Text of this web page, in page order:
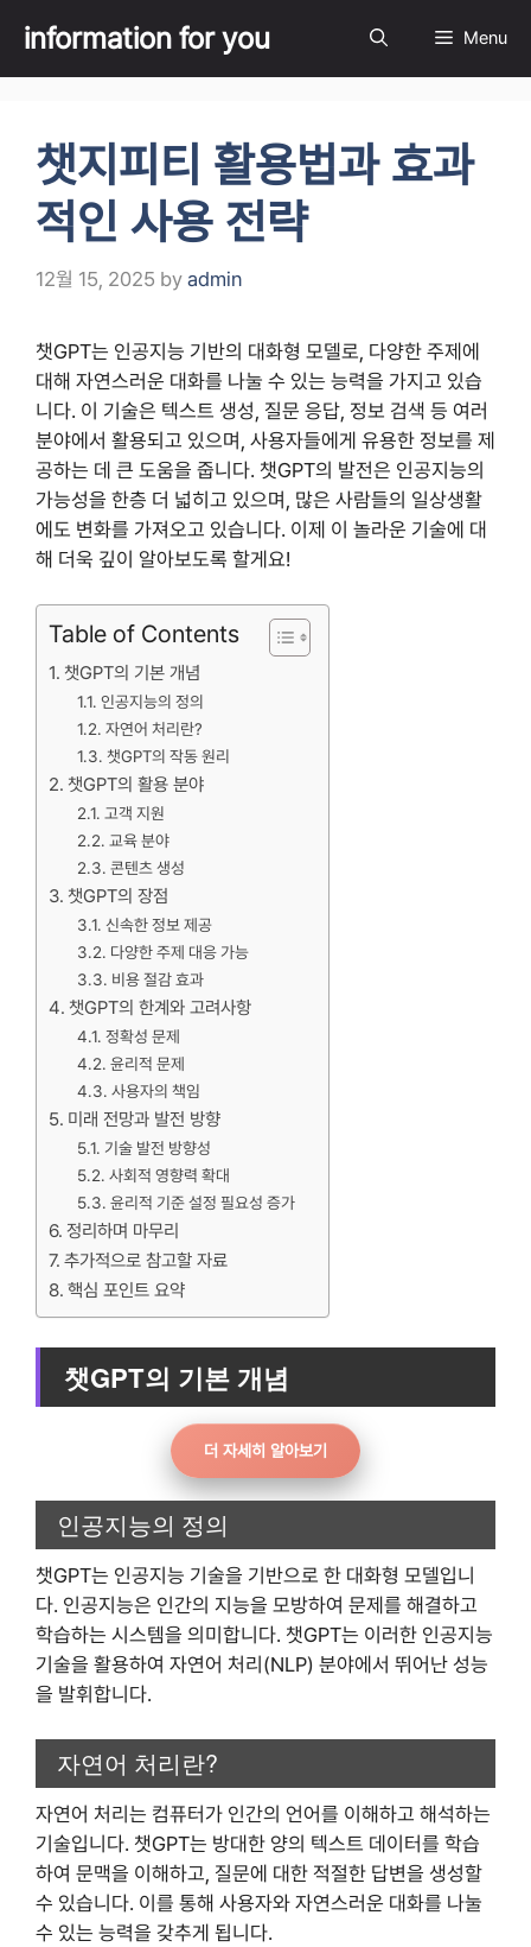
content
information for you Menu
챗지피티 활용법과 효과
적인 사용 전략
12월 15, 2025 by admin
챗GPT는 인공지능 기반의 대화형 모델로, 다양한 주제에
대해 자연스러운 대화를 나눌 수 있는 능력을 가지고 있습
니다. 이 기술은 텍스트 생성, 질문 응답, 정보 검색 등 여러
분야에서 활용되고 있으며, 사용자들에게 유용한 정보를 제
공하는 데 큰 도움을 줍니다. 챗GPT의 발전은 인공지능의
가능성을 한층 더 넓히고 있으며, 많은 사람들의 일상생활
에도 변화를 가져오고 있습니다. 이제 이 놀라운 기술에 대
해 더욱 깊이 알아보도록 할게요!
Table of Contents
챗GPT의 기본 개념
인공지능의 정의
자연어 처리란?
챗GPT의 작동 원리
챗GPT의 활용 분야
고객 지원
교육 분야
콘텐츠 생성
챗GPT의 장점
신속한 정보 제공
다양한 주제 대응 가능
비용 절감 효과
챗GPT의 한계와 고려사항
정확성 문제
윤리적 문제
사용자의 책임
미래 전망과 발전 방향
기술 발전 방향성
사회적 영향력 확대
윤리적 기준 설정 필요성 증가
정리하며 마무리
추가적으로 참고할 자료
핵심 포인트 요약
챗GPT의 기본 개념
더 자세히 알아보기
인공지능의 정의
챗GPT는 인공지능 기술을 기반으로 한 대화형 모델입니
다. 인공지능은 인간의 지능을 모방하여 문제를 해결하고
학습하는 시스템을 의미합니다. 챗GPT는 이러한 인공지능
기술을 활용하여 자연어 처리(NLP) 분야에서 뛰어난 성능
을 발휘합니다.
자연어 처리란?
자연어 처리는 컴퓨터가 인간의 언어를 이해하고 해석하는
기술입니다. 챗GPT는 방대한 양의 텍스트 데이터를 학습
하여 문맥을 이해하고, 질문에 대한 적절한 답변을 생성할
수 있습니다. 이를 통해 사용자와 자연스러운 대화를 나눌
수 있는 능력을 갖추게 됩니다.